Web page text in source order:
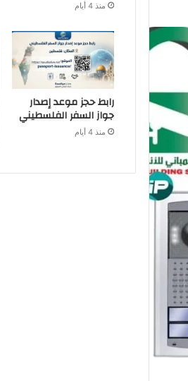
منذ 4 أيام
رابط حجز موعد إصدار
جواز السفر الفلسطيني
منذ 4 أيام